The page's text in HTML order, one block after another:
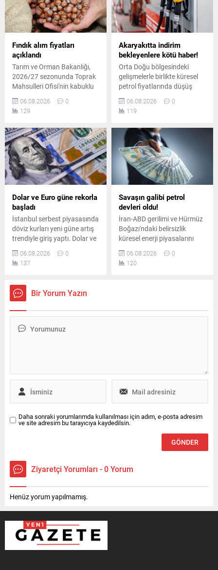
Fındık alım fiyatları
açıklandı
Tarım ve Orman Bakanlığı,
2026/27 sezonunda Toprak
Mahsulleri Ofisi'nin kabuklu
duyurdu. Giresun kalite
fındık 255 lira, levant kalite
250 liradan alınacak.
06.08.2026
0
129
Akaryakıtta indirim
bekleyenlere kötü haber!
Orta Doğu bölgesindeki
gelişmelerle birlikte küresel
petrol fiyatlarında düşüş
pompa fiyatları aynı kaldı.
Planlanan yüksek oranlı
vergi artışına aktarıldı.
06.08.2026
0
119
Dolar ve Euro güne rekorla
başladı
İstanbul serbest piyasasında
döviz kurları yeni güne artış
trendiyle giriş yaptı. Dolar ve
avro dünkü kapanış
seviyelerinin üzerine çıkarak
piyasalarda hareketli bir
06.08.2026
0
137
Savaşın galibi petrol
devleri oldu!
İran-ABD gerilimi ve Hürmüz
Boğazı'ndaki belirsizlik
küresel enerji piyasalarını
sarsarken, dünyanın en
büyük sekiz petrol şirketi yılın
ikinci çeyreğinde toplam 93
06.08.2026
0
120
Bir Yorum Yazın
Daha sonraki yorumlarımda kullanılması için adım, e-posta adresim
ve site adresim bu tarayıcıya kaydedilsin.
Ziyaretçi Yorumları - 0 Yorum
Henüz yorum yapılmamış.